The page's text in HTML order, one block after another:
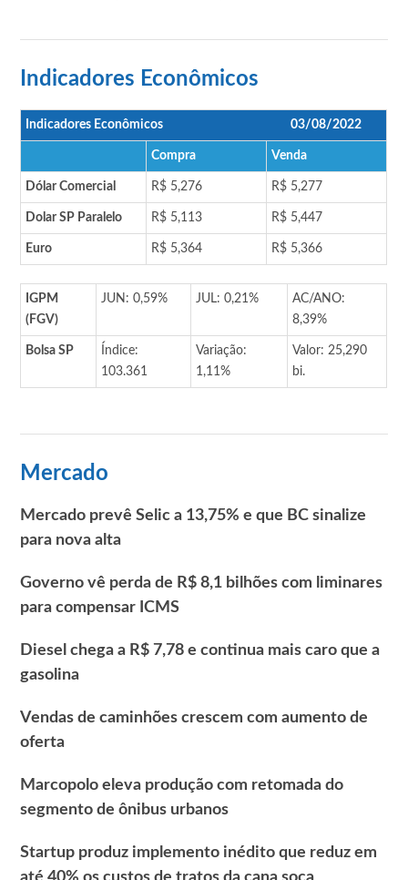
Indicadores Econômicos
Indicadores Econômicos 03/08/2022
Compra Venda
Dólar Comercial R$ 5,276 R$ 5,277
Dolar SP Paralelo R$ 5,113 R$ 5,447
Euro R$ 5,364 R$ 5,366
IGPM
(FGV)
JUN: 0,59% JUL: 0,21%
AC/ANO:
8,39%
Bolsa SP
Índice:
103.361
Variação:
1,11%
Valor: 25,290
bi.
Mercado
Mercado prevê Selic a 13,75% e que BC sinalize
para nova alta
Governo vê perda de R$ 8,1 bilhões com liminares
para compensar ICMS
Diesel chega a R$ 7,78 e continua mais caro que a
gasolina
Vendas de caminhões crescem com aumento de
oferta
Marcopolo eleva produção com retomada do
segmento de ônibus urbanos
Startup produz implemento inédito que reduz em